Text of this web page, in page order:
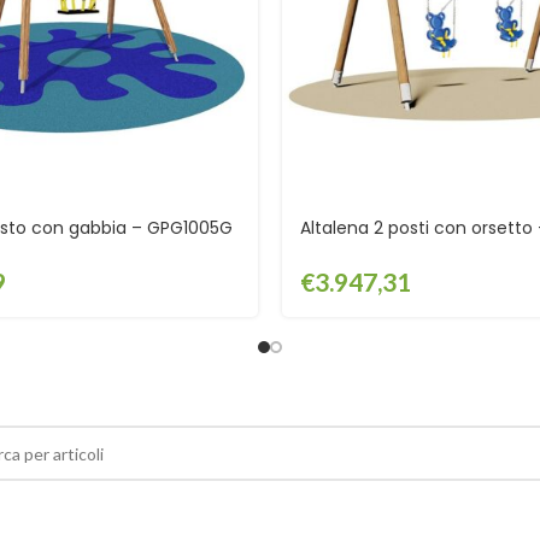
con gabbia – GPG1005G Altalena 2 posti con orsetto
€3.947,31